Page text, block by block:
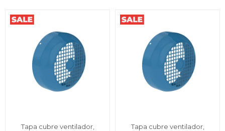
Tapa cubre ventilador,
Tapa cubre ventilador,